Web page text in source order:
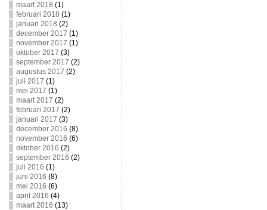
maart 2018 (1)
februari 2018 (1)
januari 2018 (2)
december 2017 (1)
november 2017 (1)
oktober 2017 (3)
september 2017 (2)
augustus 2017 (2)
juli 2017 (1)
mei 2017 (1)
maart 2017 (2)
februari 2017 (2)
januari 2017 (3)
december 2016 (8)
november 2016 (6)
oktober 2016 (2)
september 2016 (2)
juli 2016 (1)
juni 2016 (8)
mei 2016 (6)
april 2016 (4)
maart 2016 (13)